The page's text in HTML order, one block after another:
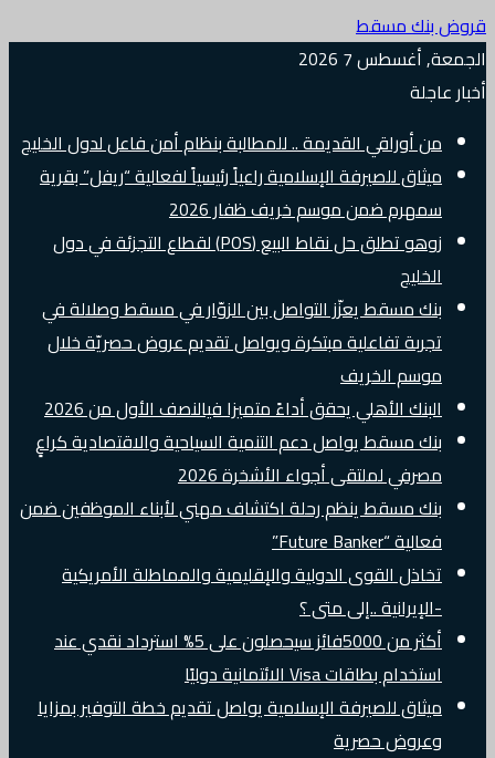
قروض بنك مسقط
الجمعة, أغسطس 7 2026
أخبار عاجلة
من أوراقي القديمة .. للمطالبة بنظام أمن فاعل لدول الخليج
ميثاق للصيرفة الإسلامية راعياً رئيسياً لفعالية “ريفل” بقرية
سمهرم ضمن موسم خريف ظفار 2026
زوهو تطلق حل نقاط البيع (POS) لقطاع التجزئة في دول
الخليج
بنك مسقط يعزّز التواصل بين الزوّار في مسقط وصلالة في
تجربة تفاعلية مبتكرة ويواصل تقديم عروض حصريّة خلال
موسم الخريف
البنك الأهلي يحقق أداءً متميزا فيالنصف الأول من 2026
بنك مسقط يواصل دعم التنمية السياحية والاقتصادية كراعٍ
مصرفي لملتقى أجواء الأشخرة 2026
بنك مسقط ينظم رحلة اكتشاف مهني لأبناء الموظفين ضمن
فعالية “Future Banker”
تخاذل القوى الدولية والإقليمية والمماطلة الأمريكية
-الإيرانية ..إلى متى ؟
أكثر من 5000فائز سيحصلون على 5% استرداد نقدي عند
استخدام بطاقات Visa الائتمانية دوليًا
ميثاق للصيرفة الإسلامية يواصل تقديم خطة التوفير بمزايا
وعروض حصرية